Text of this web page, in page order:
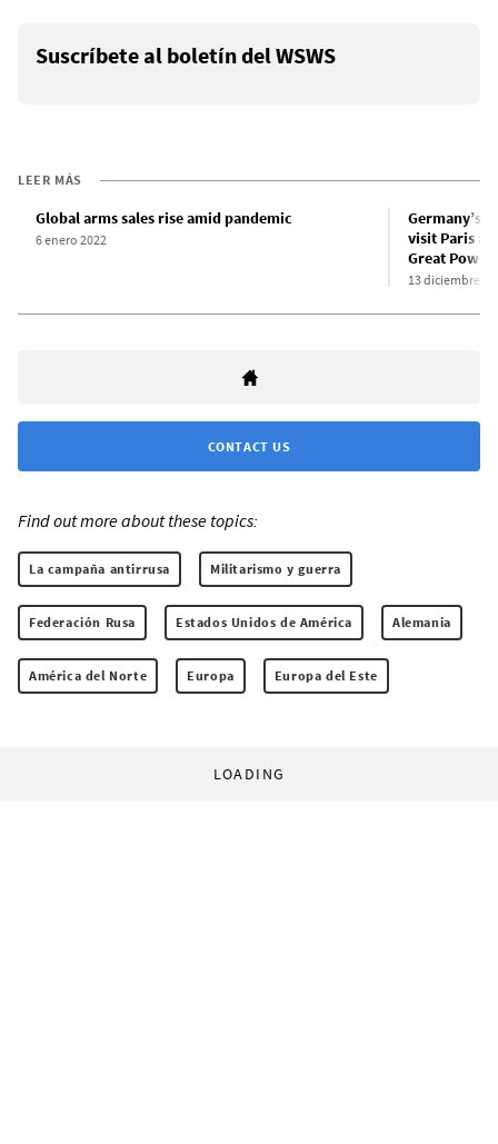
Suscríbete al boletín del WSWS
LEER MÁS
Global arms sales rise amid pandemic
6 enero 2022
Germany’s
visit Paris
Great
13 diciembre
CONTACT US
Find out more about these topics:
La campaña antirrusa Militarismo y guerra
Federación Rusa Estados Unidos de América Alemania
América del Norte Europa Europa del Este
LOADING